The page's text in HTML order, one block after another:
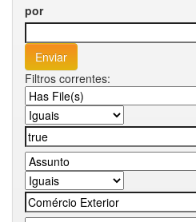
por
Filtros correntes: